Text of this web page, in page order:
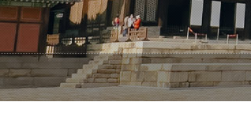
학과 연혁
졸업 후 진로
한국학과 홍보단 K-will